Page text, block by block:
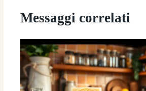
Messaggi correlati